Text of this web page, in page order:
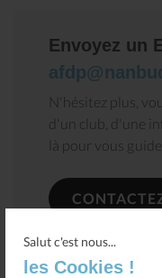
Salut c'est nous...
les Cookies !
Envoyez un
N'hésitez plus,
d'un club, d'une
là pour vous